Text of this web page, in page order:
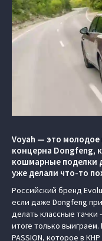
Voyah — это
концерна Dongfeng,
кошмарные поделки
уже делали что-то
Российский бренд
если даже Dongfeng
делать классные
итоге только
PASSION, которое в